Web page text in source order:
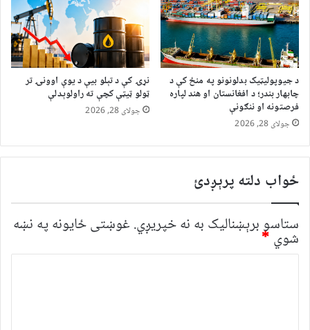
د جیوپولیټیک بدلونونو په منځ کې د
چابهار بندر؛ د افغانستان او هند لپاره
فرصتونه او ننګونې
جولای 28, 2026
نړۍ کې د تېلو بیې د یوې اوونۍ تر
ټولو ټیټې کچې ته راولوېدلې
جولای 28, 2026
ځواب دلته پرېږدئ
ستاسو برېښناليک به نه خپريږي. غوښتى ځایونه په نښه
شوي *